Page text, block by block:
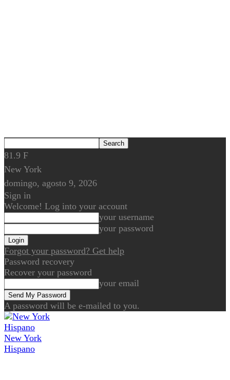
81.9 F
New York
domingo, agosto 9, 2026
Sign in
Welcome! Log into your account
your username
your password
Forgot your password? Get help
Password recovery
Recover your password
your email
A password will be e-mailed to you.
New York
Hispano